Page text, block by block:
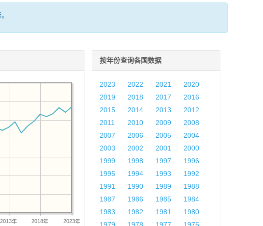
2013年 2018年 2023年
按年份查询各国数据
2023 2022 2021
2020
2019
2018 2017
2016
2015
2014 2013
2012
2011
2010 2009
2008
2007
2006 2005
2004
2003
2002 2001
2000
1999
1998 1997
1996
1995
1994 1993
1992
1991
1990 1989
1988
1987
1986 1985
1984
1983
1982 1981
1980